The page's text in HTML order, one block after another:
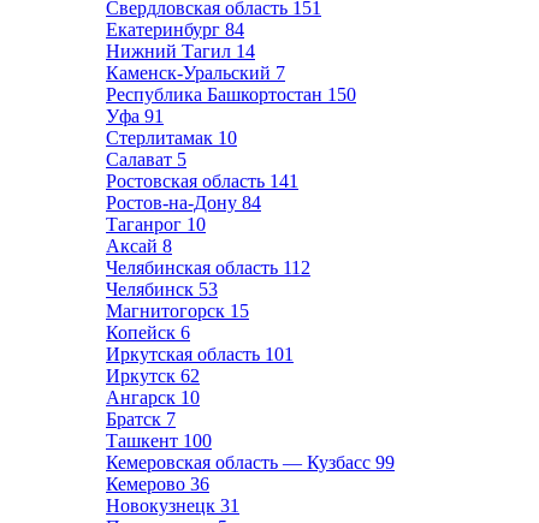
Свердловская область 151
Екатеринбург 84
Нижний Тагил 14
Каменск-Уральский 7
Республика Башкортостан 150
Уфа 91
Стерлитамак 10
Салават 5
Ростовская область 141
Ростов-на-Дону 84
Таганрог 10
Аксай 8
Челябинская область 112
Челябинск 53
Магнитогорск 15
Копейск 6
Иркутская область 101
Иркутск 62
Ангарск 10
Братск 7
Ташкент 100
Кемеровская область — Кузбасс 99
Кемерово 36
Новокузнецк 31